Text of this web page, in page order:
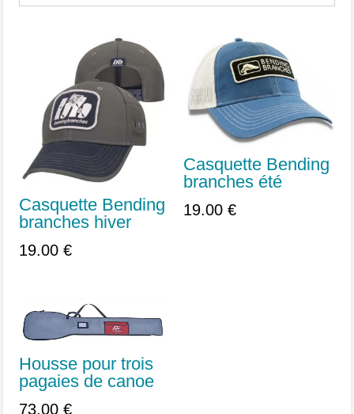
Casquette Bending
branches hiver
19.00€
Casquette Bending
branches été
19.00 €
Housse pour trois
pagaies de canoe
73.00€